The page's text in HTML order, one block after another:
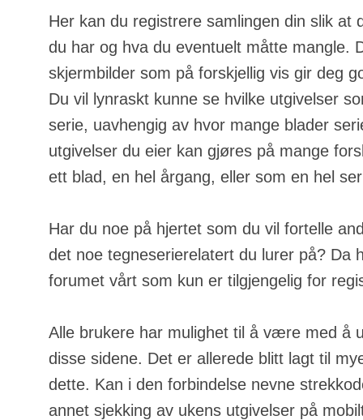
Her kan du registrere samlingen din slik at
du har og hva du eventuelt måtte mangle.
skjermbilder som på forskjellig vis gir deg
Du vil lynraskt kunne se hvilke utgivelser
serie, uavhengig av hvor mange blader
utgivelser du eier kan gjøres på mange
ett blad, en hel årgang, eller som en hel
Har du noe på hjertet som du vil fortelle
det noe tegneserierelatert du lurer på? Da
forumet vårt som kun er tilgjengelig for
Alle brukere har mulighet til å være med å
disse sidene. Det er allerede blitt lagt til
dette. Kan i den forbindelse nevne
annet sjekking av ukens utgivelser på